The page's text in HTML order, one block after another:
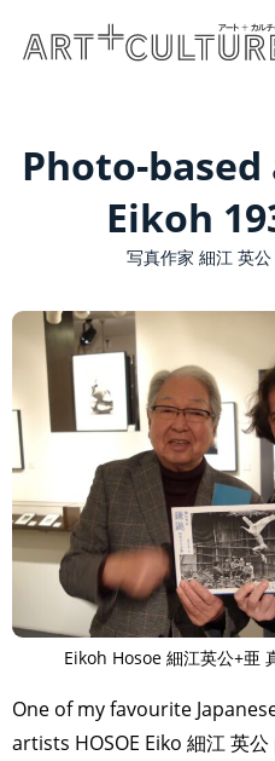
Photo-based
Eikoh
写真作家 細江 英
Eikoh Hosoe 細江英公+亜
One of my favourite
artists HOSOE Eiko 細江 英